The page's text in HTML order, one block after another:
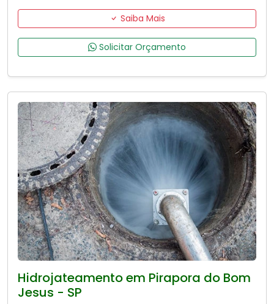
Saiba Mais
Solicitar Orçamento
Hidrojateamento em Pirapora do Bom
Jesus - SP